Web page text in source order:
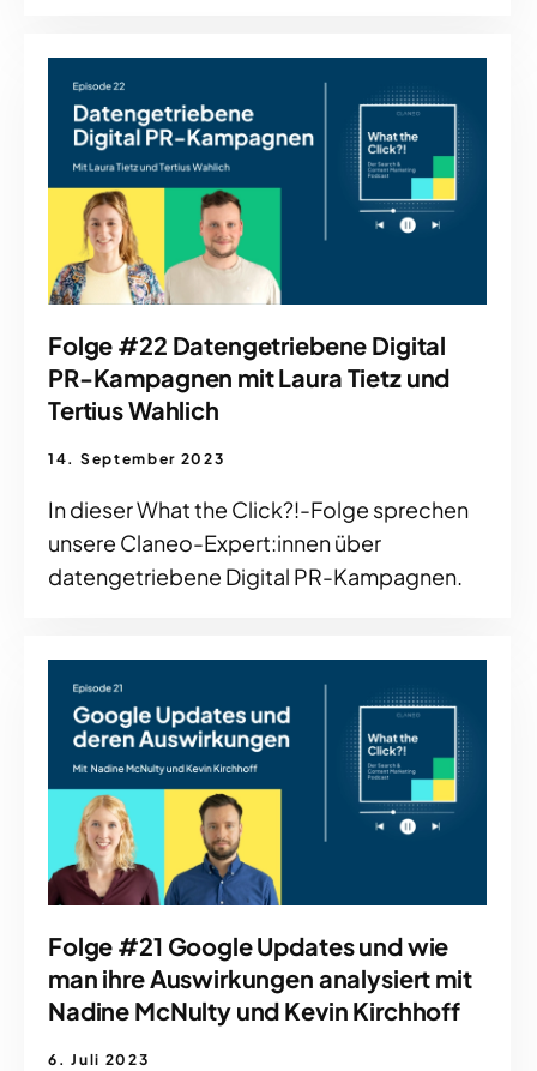
Folge #22 Datengetriebene Digital
PR-Kampagnen mit Laura Tietz und
Tertius Wahlich
14. September 2023
In dieser What the Click?!-Folge sprechen
unsere Claneo-Expert:innen über
datengetriebene Digital PR-Kampagnen.
Folge #21 Google Updates und wie
man ihre Auswirkungen analysiert mit
Nadine McNulty und Kevin Kirchhoff
6. Juli 2023